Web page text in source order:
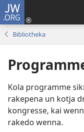
JW.ORG
Bibliotheka
Kola programme
rakepena un kotja
kongresse, kai
rakedo wenna.